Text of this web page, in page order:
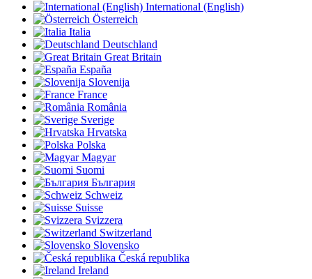
International (English)
Österreich
Italia
Deutschland
Great Britain
España
Slovenija
France
România
Sverige
Hrvatska
Polska
Magyar
Suomi
България
Schweiz
Suisse
Svizzera
Switzerland
Slovensko
Česká republika
Ireland